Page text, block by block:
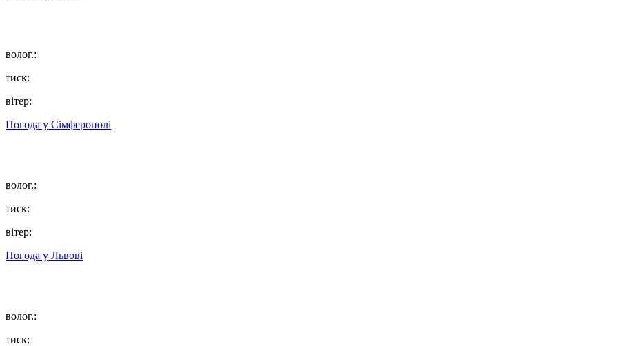
волог.:
тиск:
вітер:
Погода у Сімферополі
волог.:
тиск:
вітер:
Погода у Львові
волог.:
тиск: